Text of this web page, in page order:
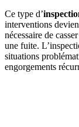
Ce type d’
interventions
nécessaire de
une fuite.
situations
engorgements